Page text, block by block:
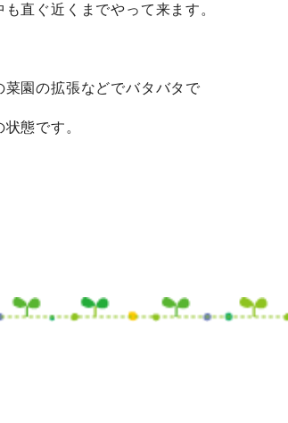
直ぐ近くまでやって来ます。
園の拡張などでバタバタで
態です。